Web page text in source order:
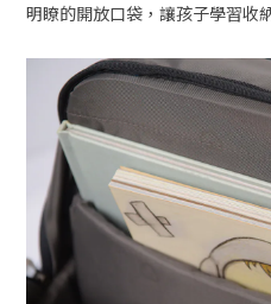
明瞭的開放口袋，讓孩子學習收